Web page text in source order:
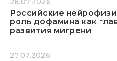
28.07.2026
Российские
роль дофамина как
развития мигрени
27.07.2026